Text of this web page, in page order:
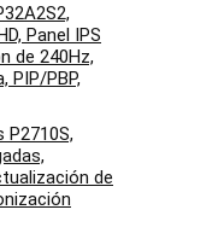
Panel IPS
de 240Hz,
PIP/PBP,
P2710S,
de